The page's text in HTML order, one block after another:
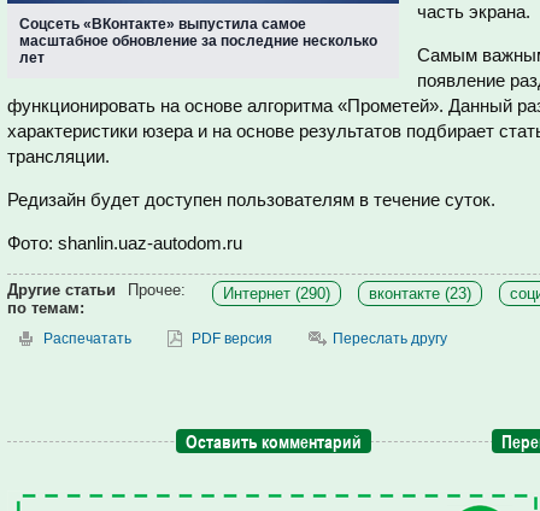
Соцсеть «ВКонтакте» выпустила самое
масштабное обновление за последние несколько
лет
часть экрана.
Самым
появление
функционировать на основе алгоритма «Прометей». Данный
характеристики юзера и на основе результатов подбирает
трансляции.
Редизайн будет доступен пользователям в течение суток.
Фото: shanlin.uaz-autodom.ru
Другие статьи
по темам:
Прочее: Интернет (290) вконтакте (23)
Распечатать PDF версия Переслать другу
Оставить комментарий